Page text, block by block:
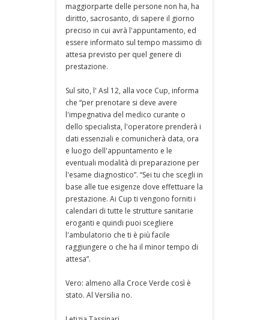
maggiorparte delle persone non ha, ha
diritto, sacrosanto, di sapere il giorno
preciso in cui avrà l'appuntamento, ed
essere informato sul tempo massimo di
attesa previsto per quel genere di
prestazione.
Sul sito, l' Asl 12, alla voce Cup, informa
che “per prenotare si deve avere
l'impegnativa del medico curante o
dello specialista, l'operatore prenderà i
dati essenziali e comunicherà data, ora
e luogo dell'appuntamento e le
eventuali modalità di preparazione per
l'esame diagnostico”. “Sei tu che scegli in
base alle tue esigenze dove effettuare la
prestazione. Ai Cup ti vengono forniti i
calendari di tutte le strutture sanitarie
eroganti e quindi puoi scegliere
l'ambulatorio che ti è più facile
raggiungere o che ha il minor tempo di
attesa”.
Vero: almeno alla Croce Verde così è
stato. Al Versilia no.